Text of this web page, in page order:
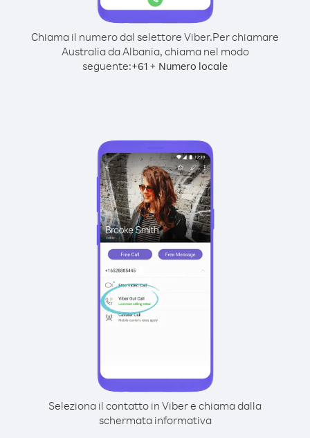
Chiama il numero dal selettore Viber.Per chiamare
Australia da Albania, chiama nel modo
seguente:+61 + Numero locale
Seleziona il contatto in Viber e chiama dalla
schermata informativa